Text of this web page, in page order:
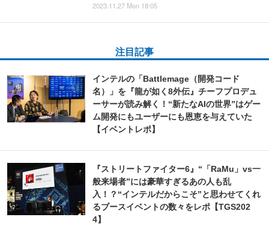
2023.11.27 Mon 18:05
注目記事
インテルの「Battlemage（開発コード
名）」を『龍が如く8外伝』チーフプロデュ
ーサーが読み解く！“新たなAIの世界”はゲー
ム開発にもユーザーにも恩恵を与えていた
【イベントレポ】
『ストリートファイター6』“「RaMu」vs一
般来場者”には豪華すぎるあの人も乱
入！？“インテルだからこそ”と思わせてくれ
るブースイベントの数々をレポ【TGS202
4】